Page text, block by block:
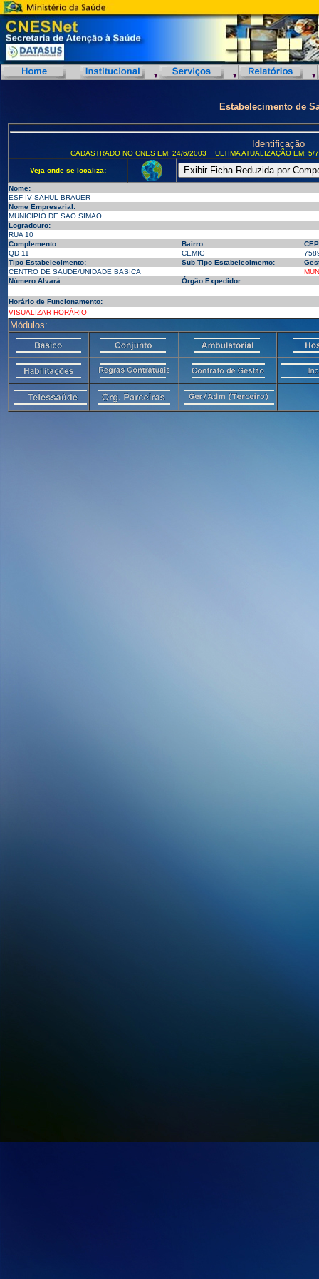
Estabelecimento de
Identificação
CADASTRADO NO CNES EM: 24/6/2003 ULTIMA ATUALIZAÇÃO EM:
Veja onde se localiza:
Nome:
ESF IV SAHUL BRAUER
Nome Empresarial:
MUNICIPIO DE SAO SIMAO
Logradouro:
RUA 10
Complemento:
Bairro:
QD 11
CEMIG
Tipo Estabelecimento:
Sub Tipo Estabelecimento:
CENTRO DE SAUDE/UNIDADE BASICA
Número Alvará:
Órgão Expedidor:
Horário de Funcionamento:
VISUALIZAR HORÁRIO
Módulos: